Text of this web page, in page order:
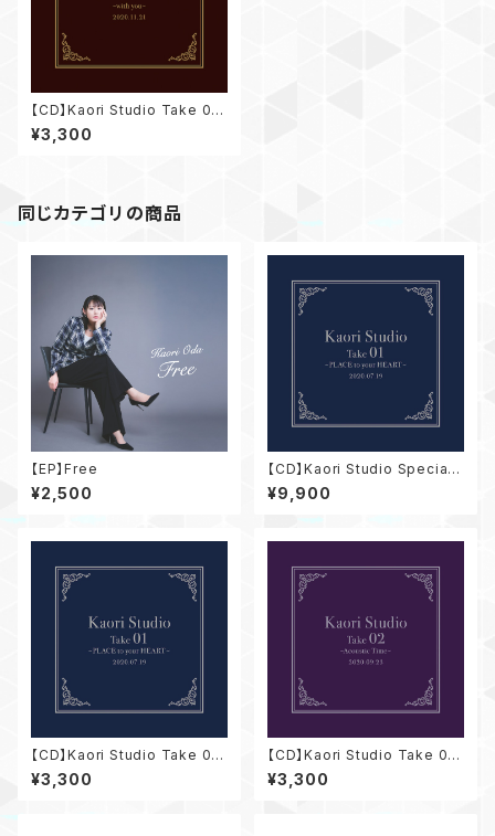
【CD】Kaori Studio Take 03
～with you～
¥3,300
同じカテゴリの商品
【EP】Free
¥2,500
【CD】Kaori Studio Special
Set
¥9,900
【CD】Kaori Studio Take 01
～PLACE to your HEART～
¥3,300
【CD】Kaori Studio Take 02
～Acoustic Time～
¥3,300